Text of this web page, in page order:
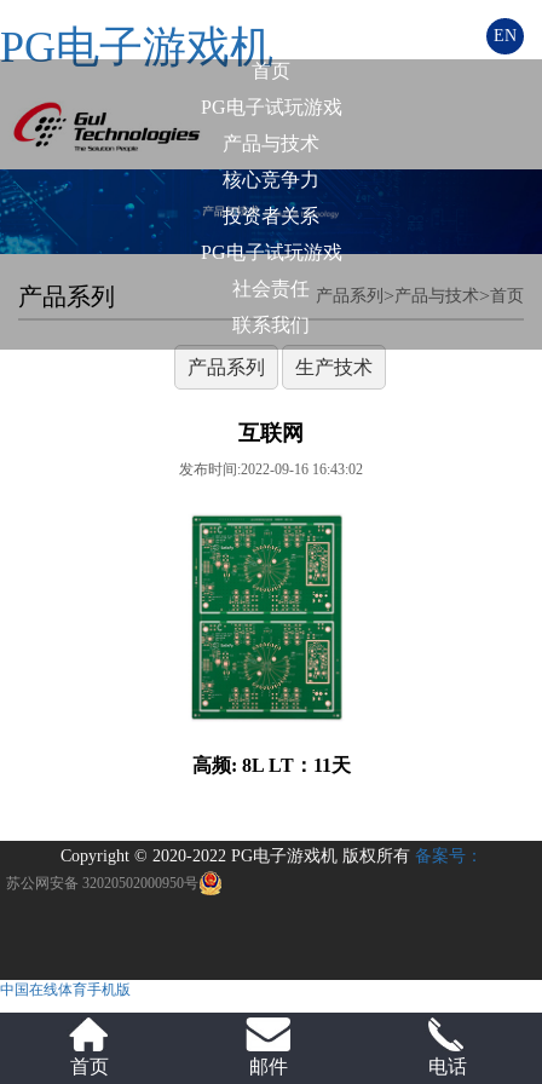
PG电子游戏机 EN
首页
PG电子试玩游戏
产品与技术
核心竞争力
投资者关系
PG电子试玩游戏
社会责任
联系我们
产品系列 首页
>
产品与技术
>
产品系列
产品系列 生产技术
互联网
发布时间:2022-09-16 16:43:02
高频: 8L LT：11天
Copyright © 2020-2022 PG电子游戏机 版权所有 备案号：
苏公网安备 32020502000950号
首页 邮件 电话
中国在线体育手机版